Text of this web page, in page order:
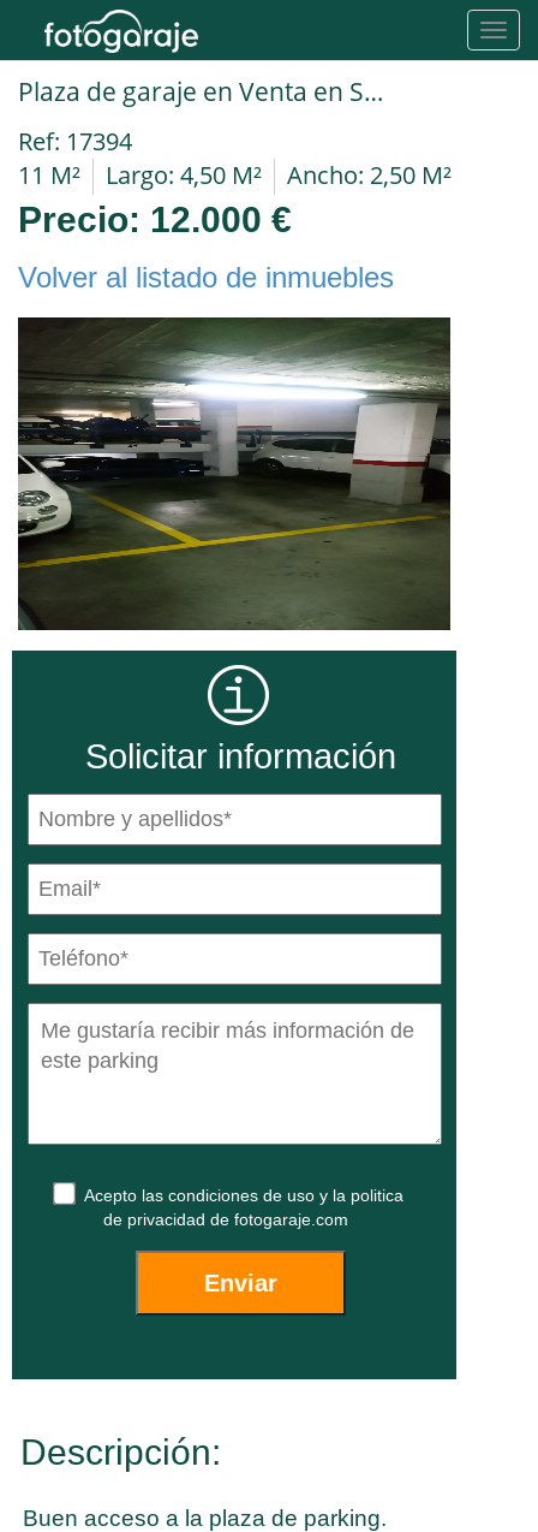
Plaza de garaje en Venta en Santa Coloma De Gramanet en SANTA ROSA Carrer sant jordi
Ref: 17394
11 M²
Largo: 4,50 M² Ancho: 2,50 M²
Precio: 12.000 €
Volver al listado de inmuebles
Solicitar información
Acepto las condiciones de uso y la politica
de privacidad de fotogaraje.com
Descripción:
Buen acceso a la plaza de parking.